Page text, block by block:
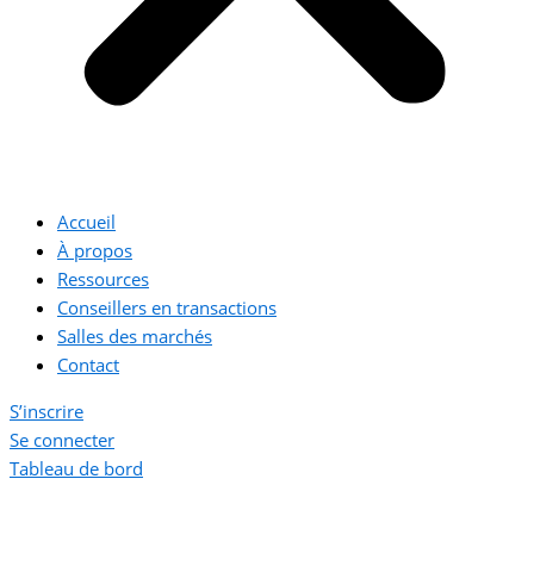
Accueil
À propos
Ressources
Conseillers en transactions
Salles des marchés
Contact
S’inscrire
Se connecter
Tableau de bord